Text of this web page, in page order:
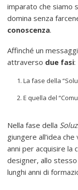
imparato che siamo
domina senza
conoscenza.
Affinché un
attraverso due fasi:
La fase della
E quella del
Nella fase della
giungere all’idea
anni per acquisire la
designer, allo
lunghi anni di